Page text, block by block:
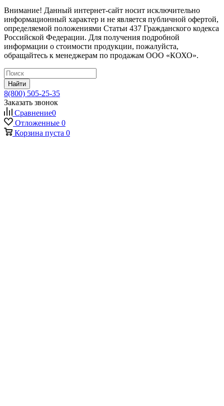
Внимание! Данный интернет-сайт носит исключительно
информационный характер и не является публичной офертой,
определяемой положениями Статьи 437 Гражданского кодекса
Российской Федерации. Для получения подробной
информации о стоимости продукции, пожалуйста,
обращайтесь к менеджерам по продажам ООО «КОХО».
Найти
8(800) 505-25-35
Заказать звонок
Сравнение0
Отложенные 0
Корзина пуста 0